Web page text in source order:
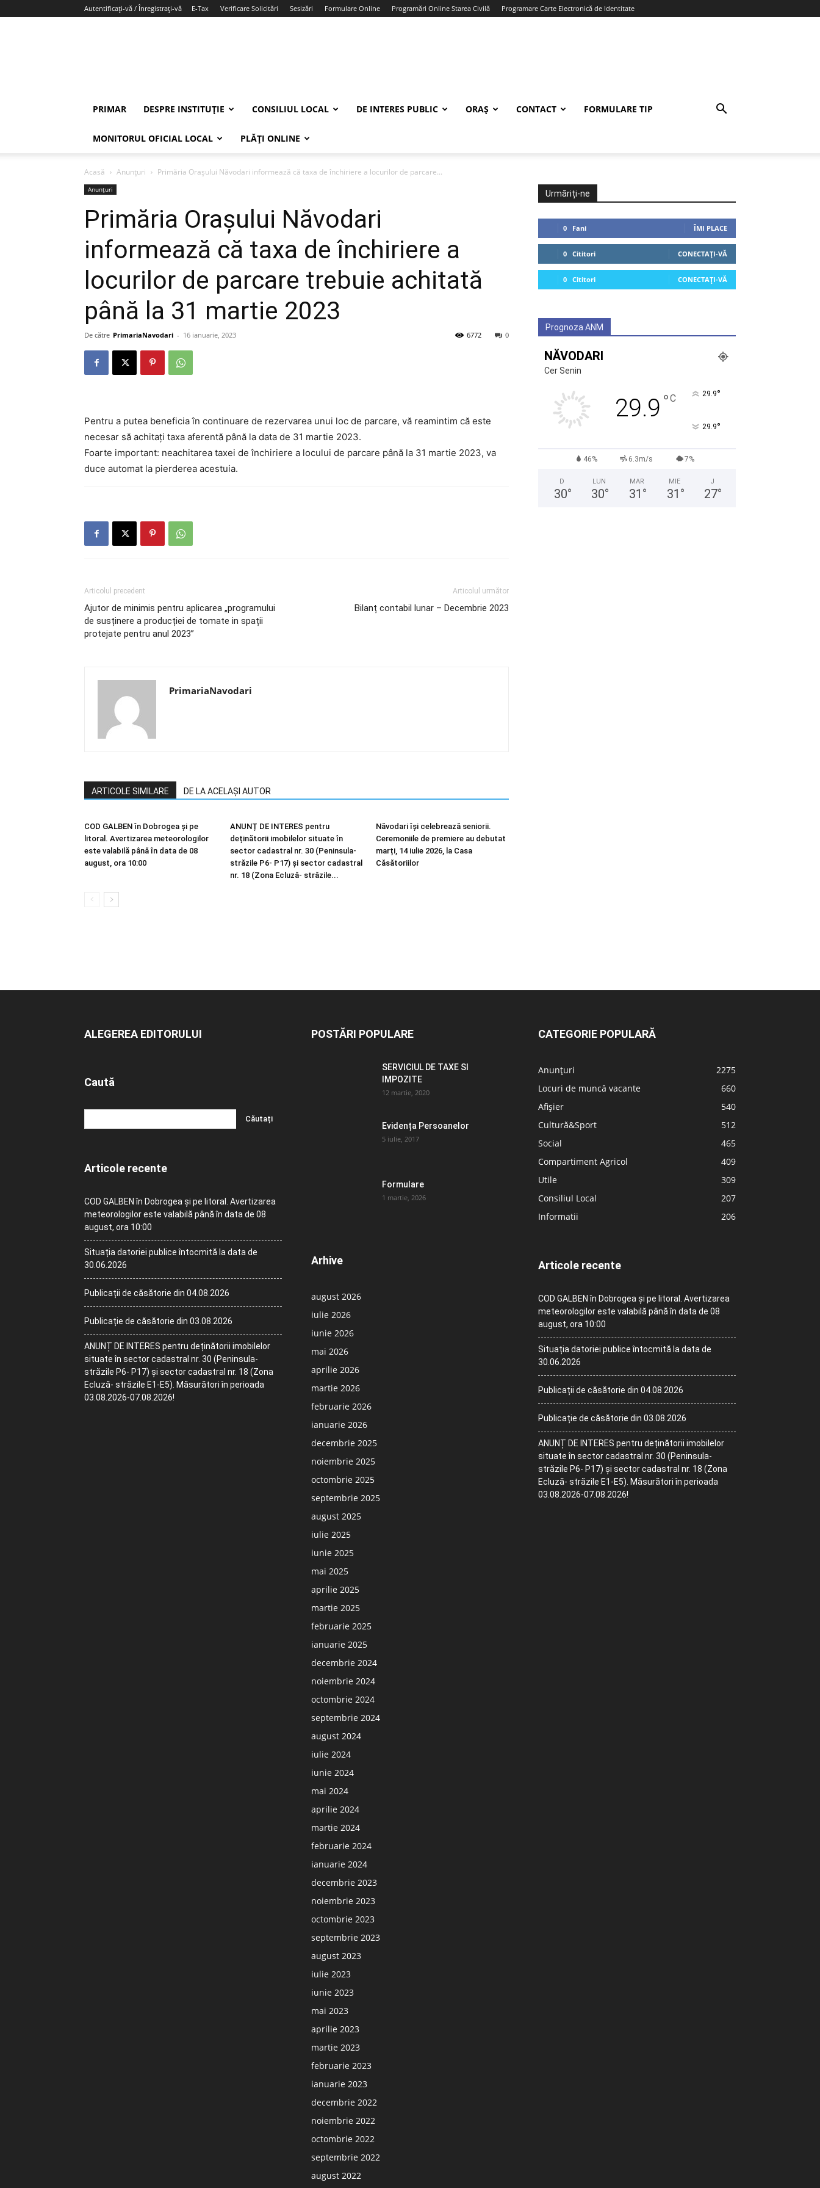
Autentificați-vă / Înregistrați-vă E-Tax Verificare Solicitări Sesizări Formulare Online Programări Online Starea Civilă Programare Carte Electronică de Identitate
PRIMAR DESPRE INSTITUȚIE CONSILIUL LOCAL DE INTERES PUBLIC ORAȘ CONTACT FORMULARE TIP
MONITORUL OFICIAL LOCAL PLĂȚI ONLINE
Acasă Anunțuri Primăria Orașului Năvodari informează că taxa de închiriere a locurilor de parcare...
Anunțuri
Primăria Orașului Năvodari
informează că taxa de închiriere a
locurilor de parcare trebuie achitată
până la 31 martie 2023
De către PrimariaNavodari - 16 ianuarie, 2023 0
6772
Pentru a putea beneficia în continuare de rezervarea unui loc de parcare, vă reamintim că este
necesar să achitați taxa aferentă până la data de 31 martie 2023.
Foarte important: neachitarea taxei de închiriere a locului de parcare până la 31 martie 2023, va
duce automat la pierderea acestuia.
Articolul precedent
Ajutor de minimis pentru aplicarea „programului
de susținere a producției de tomate in spații
protejate pentru anul 2023”
Articolul următor
Bilanț contabil lunar – Decembrie 2023
PrimariaNavodari
ARTICOLE SIMILARE DE LA ACELAȘI AUTOR
COD GALBEN în Dobrogea și pe
litoral. Avertizarea meteorologilor
este valabilă până în data de 08
august, ora 10:00
ANUNȚ DE INTERES pentru
deținătorii imobilelor situate în
sector cadastral nr. 30 (Peninsula-
străzile P6- P17) și sector cadastral
nr. 18 (Zona Ecluză- străzile...
Năvodari își celebrează seniorii.
Ceremoniile de premiere au debutat
marți, 14 iulie 2026, la Casa
Căsătoriilor
Urmăriți-ne
0 Fani ÎMI PLACE
0 Cititori CONECTAȚI-VĂ
0 Cititori CONECTAȚI-VĂ
Prognoza ANM
NĂVODARI
Cer Senin
29.9 °C 29.9°
29.9°
46% 6.3m/s 7%
D
30°
LUN
30°
MAR
31 °
MIE
31 °
J
27°
ALEGEREA EDITORULUI
Caută
Articole recente
COD GALBEN în Dobrogea și pe litoral. Avertizarea
meteorologilor este valabilă până în data de 08
august, ora 10:00
Situația datoriei publice întocmită la data de
30.06.2026
Publicații de căsătorie din 04.08.2026
Publicație de căsătorie din 03.08.2026
ANUNȚ DE INTERES pentru deținătorii imobilelor
situate în sector cadastral nr. 30 (Peninsula-
străzile P6- P17) și sector cadastral nr. 18 (Zona
Ecluză- străzile E1-E5). Măsurători în perioada
03.08.2026-07.08.2026!
POSTĂRI POPULARE
SERVICIUL DE TAXE SI
IMPOZITE
12 martie, 2020
Evidența Persoanelor
5 iulie, 2017
Formulare
1 martie, 2026
Arhive
august 2026
iulie 2026
iunie 2026
mai 2026
aprilie 2026
martie 2026
februarie 2026
ianuarie 2026
decembrie 2025
noiembrie 2025
octombrie 2025
septembrie 2025
august 2025
iulie 2025
iunie 2025
mai 2025
aprilie 2025
martie 2025
februarie 2025
ianuarie 2025
decembrie 2024
noiembrie 2024
octombrie 2024
septembrie 2024
august 2024
iulie 2024
iunie 2024
mai 2024
aprilie 2024
martie 2024
februarie 2024
ianuarie 2024
decembrie 2023
noiembrie 2023
octombrie 2023
septembrie 2023
august 2023
iulie 2023
iunie 2023
mai 2023
aprilie 2023
martie 2023
februarie 2023
ianuarie 2023
decembrie 2022
noiembrie 2022
octombrie 2022
septembrie 2022
august 2022
CATEGORIE POPULARĂ
Anunțuri
2275
Locuri de muncă vacante
660
Afișier
540
Cultură&Sport
512
Social
465
Compartiment Agricol
409
Utile
309
Consiliul Local
207
Informatii
206
Articole recente
COD GALBEN în Dobrogea și pe litoral. Avertizarea
meteorologilor este valabilă până în data de 08
august, ora 10:00
Situația datoriei publice întocmită la data de
30.06.2026
Publicații de căsătorie din 04.08.2026
Publicație de căsătorie din 03.08.2026
ANUNȚ DE INTERES pentru deținătorii imobilelor
situate în sector cadastral nr. 30 (Peninsula-
străzile P6- P17) și sector cadastral nr. 18 (Zona
Ecluză- străzile E1-E5). Măsurători în perioada
03.08.2026-07.08.2026!